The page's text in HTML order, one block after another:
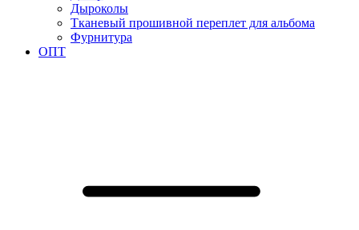
Дыроколы
Тканевый прошивной переплет для альбома
Фурнитура
ОПТ